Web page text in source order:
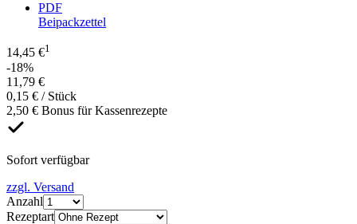
PDF
Beipackzettel
14,45 €1
-18%
11,79 €
0,15 € / Stück
2,50 € Bonus für Kassenrezepte
Sofort verfügbar
zzgl. Versand
Anzahl
Rezeptart